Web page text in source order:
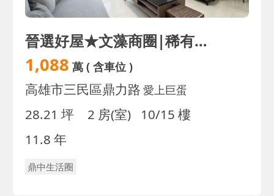
晉選好屋★文藻商圈|稀有高樓層雙面採光兩房+車位
1,088 萬( 含車位 )
高雄市三民區鼎力路 愛上巨蛋
28.21 坪 2 房(室)
10/15 樓
11.8 年
鼎中生活圈